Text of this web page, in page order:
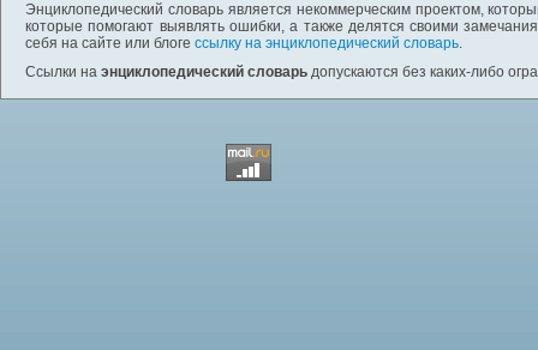
Энциклопедический словарь является некоммерческим проектом,
которые помогают выявлять ошибки, а также делятся своими
себя на сайте или блоге ссылку на энциклопедический словарь.
Ссылки на энциклопедический словарь допускаются без каких-либо